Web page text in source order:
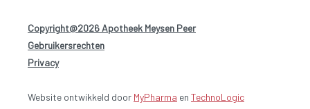
Copyright@2026 Apotheek Meysen Peer
Gebruikersrechten
Privacy-
Website ontwikkeld door MyPharma en TechnoLogic